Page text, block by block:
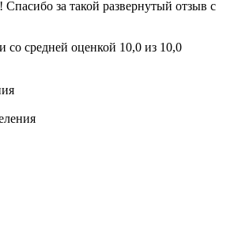
за такой развернутый отзыв с
со средней оценкой 10,0 из 10,0